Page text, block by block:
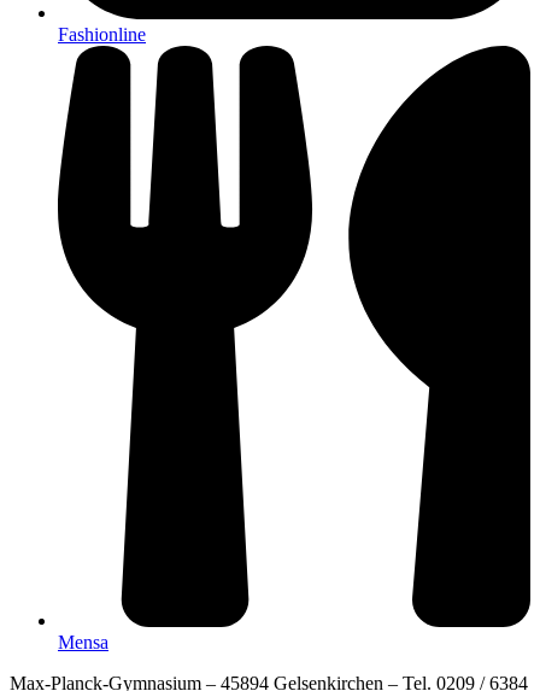
Fashionline
Mensa
Max-Planck-Gymnasium – 45894 Gelsenkirchen – Tel. 0209 / 6384